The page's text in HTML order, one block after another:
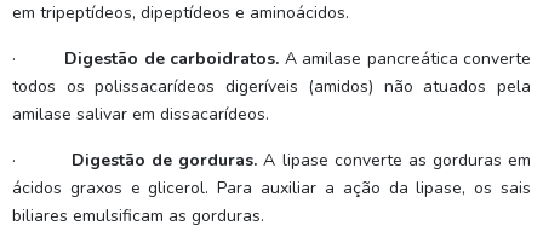
em tripeptídeos, dipeptídeos e aminoácidos.
· Digestão de carboidratos. A amilase pancreática converte
todos os polissacarídeos digeríveis (amidos) não atuados pela
amilase salivar em dissacarídeos.
· Digestão de gorduras.A lipase converte as gorduras em
ácidos graxos e glicerol. Para auxiliar a ação da lipase, os sais
biliares emulsificam as gorduras.